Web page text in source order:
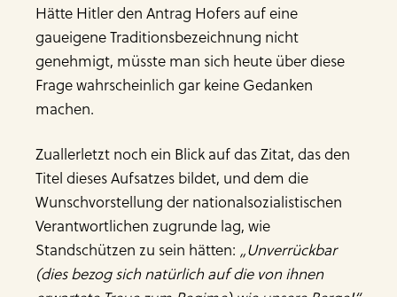
Hätte Hitler den Antrag Hofers auf eine
gaueigene Traditionsbezeichnung nicht
genehmigt, müsste man sich heute über diese
Frage wahrscheinlich gar keine Gedanken
machen.
Zuallerletzt noch ein Blick auf das Zitat, das den
Titel dieses Aufsatzes bildet, und dem die
Wunschvorstellung der nationalsozialistischen
Verantwortlichen zugrunde lag, wie
Standschützen zu sein hätten: „Unverrückbar
(dies bezog sich natürlich auf die von ihnen